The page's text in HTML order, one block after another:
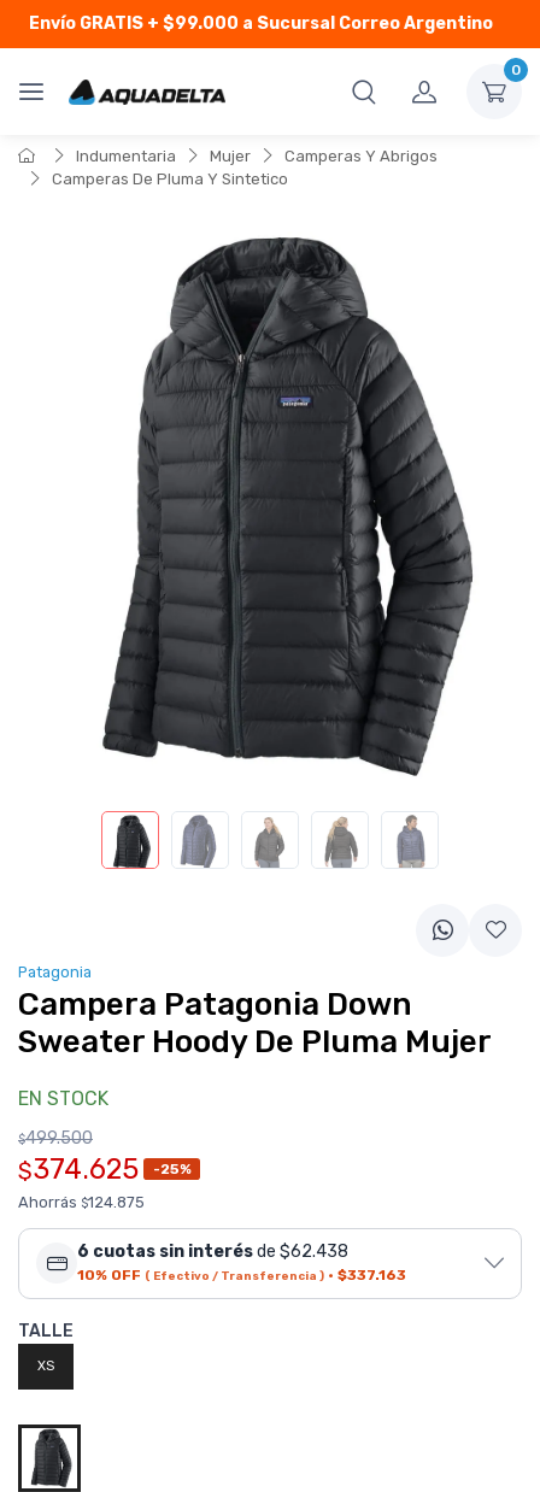
Envío GRATIS+ $99.000 a Sucursal Correo Argentino
0
Indumentaria Mujer
Camperas Y Abrigos
Camperas De Pluma Y Sintetico
Patagonia
Campera Patagonia Down
Sweater Hoody De Pluma Mujer
EN STOCK
$499.500
$374.625 -25%
Ahorrás $124.875
6 cuotas sin interésde $62.438
10% OFF ( Efectivo / Transferencia ) · $337.163
TALLE
XS